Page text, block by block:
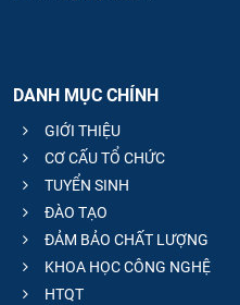
DANH MỤC CHÍNH
GIỚI THIỆU
CƠ CẤU TỔ CHỨC
TUYỂN SINH
ĐÀO TẠO
ĐẢM BẢO CHẤT LƯỢNG
KHOA HỌC CÔNG NGHỆ
HTQT